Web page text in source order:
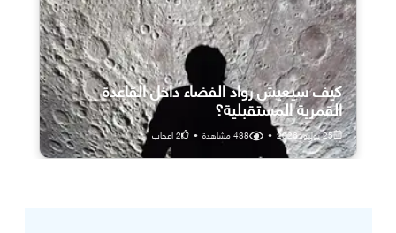
كيف سيعيش رواد الفضاء داخل القاعدة
القمرية المستقبلية؟
25 يوليو، 2026 •
438مشاهدة •
2اعجاب